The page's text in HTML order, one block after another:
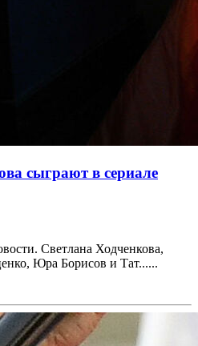
сыграют в сериале
Светлана Ходченкова,
Юра Борисов и Тат......